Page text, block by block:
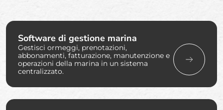
Software di gestione marina
Gestisci ormeggi, prenotazioni,
abbonamenti, fatturazione, manutenzione e
operazioni della marina in un sistema
centralizzato.